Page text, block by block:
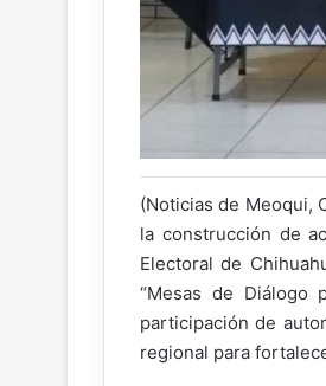
(Noticias de Meoqui,
la construcción de
Electoral de
“Mesas de Diálogo
participación de
regional para